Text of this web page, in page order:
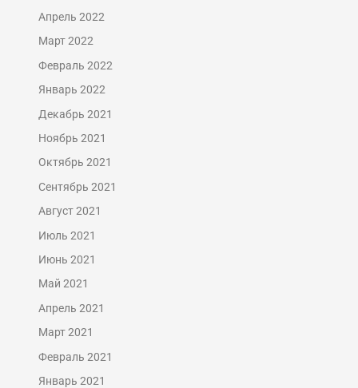
Апрель 2022
Март 2022
Февраль 2022
Январь 2022
Декабрь 2021
Ноябрь 2021
Октябрь 2021
Сентябрь 2021
Август 2021
Июль 2021
Июнь 2021
Май 2021
Апрель 2021
Март 2021
Февраль 2021
Январь 2021